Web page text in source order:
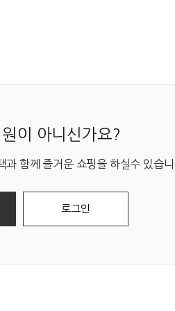
이 아니신가요?
과 함께 즐거운 쇼핑을 하실수 있습
로그인